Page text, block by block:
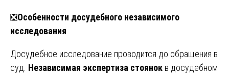
❎Особенности досудебного независимого
исследования
Досудебное исследование проводится до обращения в
суд. Независимая экспертиза стоянок в досудебном